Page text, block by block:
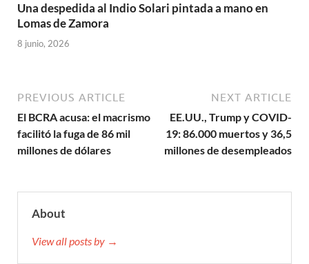
Una despedida al Indio Solari pintada a mano en
Lomas de Zamora
8 junio, 2026
PREVIOUS ARTICLE
El BCRA acusa: el macrismo
facilitó la fuga de 86 mil
millones de dólares
NEXT ARTICLE
EE.UU., Trump y COVID-
19: 86.000 muertos y 36,5
millones de desempleados
About
View all posts by →